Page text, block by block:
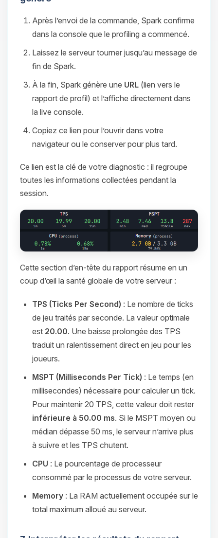
Après l’envoi de la commande, Spark confirme
dans la console que le profiling a commencé.
Laissez le serveur tourner jusqu’au message de
fin de Spark.
À la fin, Spark génère une URL (lien vers le
rapport de profil) et l’affiche directement dans
la live console.
Copiez ce lien pour l’ouvrir dans votre
navigateur ou le conserver pour plus tard.
Ce lien est la clé de votre diagnostic : il regroupe
toutes les informations collectées pendant la
session.
Cette section d’en-tête du rapport résume en un
coup d’œil la santé globale de votre serveur :
TPS (Ticks Per Second) : Le nombre de ticks
de jeu traités par seconde. La valeur optimale
est 20.00. Une baisse prolongée des TPS
traduit un ralentissement direct en jeu pour les
joueurs.
MSPT (Milliseconds Per Tick) : Le temps (en
millisecondes) nécessaire pour calculer un tick.
Pour maintenir 20 TPS, cette valeur doit rester
inférieure à 50.00 ms. Si le MSPT moyen ou
médian dépasse 50 ms, le serveur n’arrive plus
à suivre et les TPS chutent.
CPU : Le pourcentage de processeur
consommé par le processus de votre serveur.
Memory : La RAM actuellement occupée sur le
total maximum alloué au serveur.